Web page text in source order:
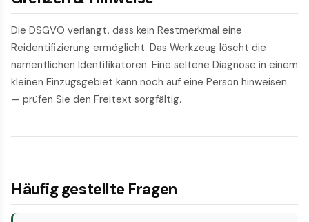
Die DSGVO verlangt, dass kein Restmerkmal eine
Reidentifizierung ermöglicht. Das Werkzeug löscht die
namentlichen Identifikatoren. Eine seltene Diagnose in einem
kleinen Einzugsgebiet kann noch auf eine Person hinweisen
— prüfen Sie den Freitext sorgfältig.
Häufig gestellte Fragen